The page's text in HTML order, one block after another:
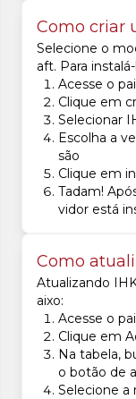
Como criar
Selecione o
aft. Para
Acesse o
Clique em
Selecionar
Escolha a
são
Clique em
Tadam!
vidor está
Como
Atualizando
aixo:
Acesse o
Clique em
Na tabela,
o botão de
Selecione a